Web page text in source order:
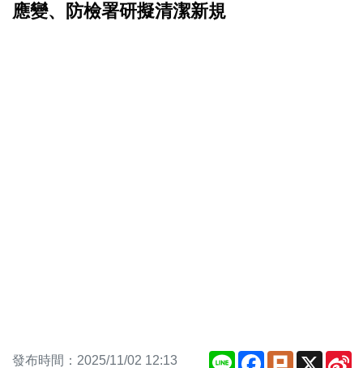
應變、防檢署研擬清潔新規
發布時間：2025/11/02 12:13
Line Facebook
PlurkX